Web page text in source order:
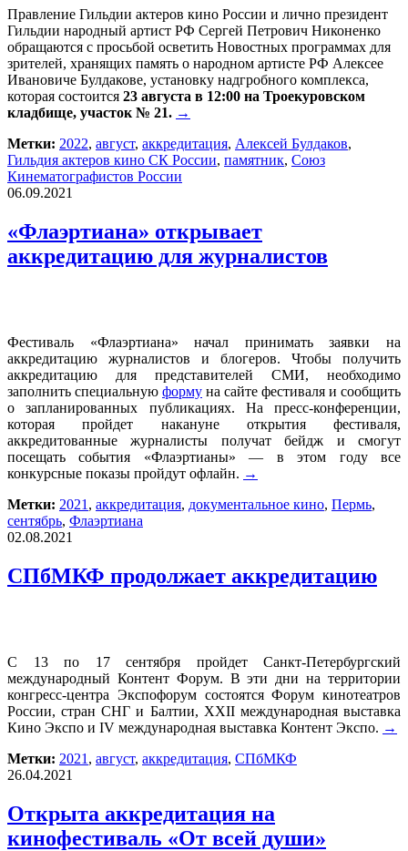
Правление Гильдии актеров кино России и лично президент
Гильдии народный артист РФ Сергей Петрович Никоненко
обращаются с просьбой осветить Новостных программах для
зрителей, хранящих память о народном артисте РФ Алексее
Ивановиче Булдакове, установку надгробного комплекса,
которая состоится 23 августа в 12:00 на Троекуровском
кладбище, участок № 21. →
Метки: 2022, август, аккредитация, Алексей Булдаков,
Гильдия актеров кино СК России, памятник, Союз
Кинематографистов России
06.09.2021
«Флаэртиана» открывает
аккредитацию для журналистов
Фестиваль «Флаэртиана» начал принимать заявки на
аккредитацию журналистов и блогеров. Чтобы получить
аккредитацию для представителей СМИ, необходимо
заполнить специальную форму на сайте фестиваля и сообщить
о запланированных публикациях. На пресс-конференции,
которая пройдет накануне открытия фестиваля,
аккредитованные журналисты получат бейдж и смогут
посещать события «Флаэртианы» — в этом году все
конкурсные показы пройдут офлайн. →
Метки: 2021 , аккредитация, документальное кино, Пермь,
сентябрь, Флаэртиана
02.08.2021
СПбМКФ продолжает аккредитацию
С 13 по 17 сентября пройдет Санкт-Петербургский
международный Контент Форум. В эти дни на территории
конгресс-центра Экспофорум состоятся Форум кинотеатров
России, стран СНГ и Балтии, XXII международная выставка
Кино Экспо и IV международная выставка Контент Экспо. →
Метки: 2021 , август, аккредитация, СПбМКФ
26.04.2021
Открыта аккредитация на
кинофестиваль «От всей души»